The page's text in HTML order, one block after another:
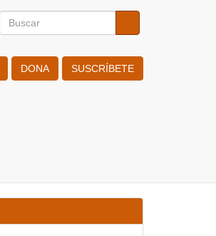
Search
Buscar
DONA SUSCRÍBETE